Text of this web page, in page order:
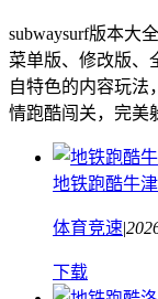
subwaysurf版本大
菜单版、修改版、
自特色的内容玩法
情跑酷闯关，完美
地铁跑酷牛
体育竞速|
下载